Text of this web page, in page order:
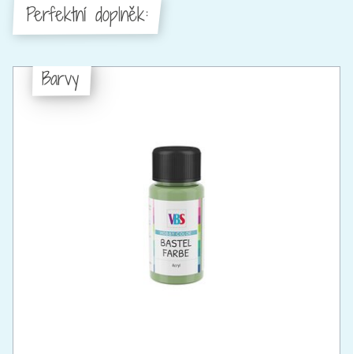
Perfektní doplněk:
Barvy